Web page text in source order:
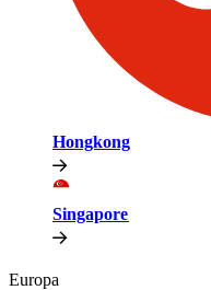
Hongkong​​
Singapore​​
Europa​​